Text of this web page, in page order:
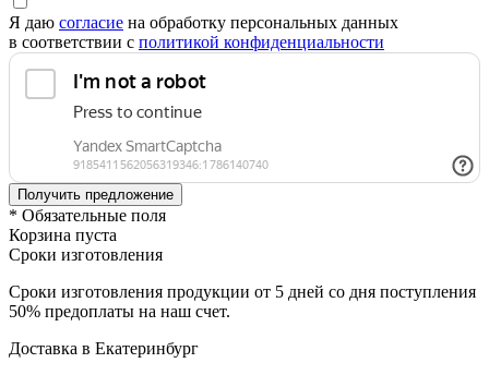
Я даю согласие на обработку персональных данных
в соответствии с политикой конфиденциальности
* Обязательные поля
Корзина пуста
Сроки изготовления
Сроки изготовления продукции от 5 дней со дня поступления
50% предоплаты на наш счет.
Доставка в Екатеринбург